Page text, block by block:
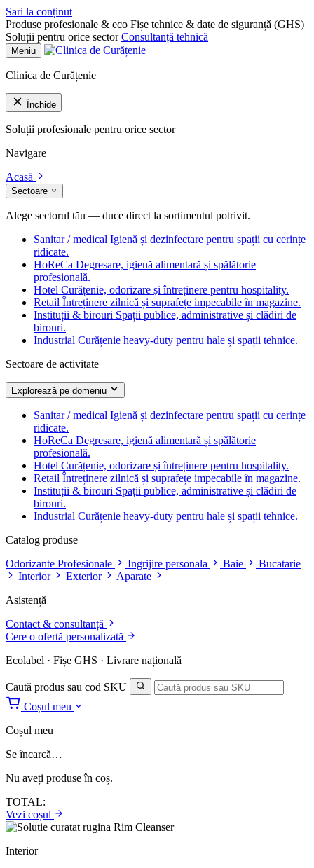
Sari la conținut
Produse profesionale & eco Fișe tehnice & date de siguranță (GHS)
Soluții pentru orice sector Consultanță tehnică
Meniu
Clinica de Curățenie
Închide
Soluții profesionale pentru orice sector
Navigare
Acasă
Sectoare
Alege sectorul tău — duce direct la sortimentul potrivit.
Sanitar / medical Igienă și dezinfectare pentru spații cu cerințe
ridicate.
HoReCa Degresare, igienă alimentară și spălătorie
profesională.
Hotel Curățenie, odorizare și întreținere pentru hospitality.
Retail Întreținere zilnică și suprafețe impecabile în magazine.
Instituții & birouri Spații publice, administrative și clădiri de
birouri.
Industrial Curățenie heavy-duty pentru hale și spații tehnice.
Sectoare de activitate
Explorează pe domeniu
Sanitar / medical Igienă și dezinfectare pentru spații cu cerințe
ridicate.
HoReCa Degresare, igienă alimentară și spălătorie
profesională.
Hotel Curățenie, odorizare și întreținere pentru hospitality.
Retail Întreținere zilnică și suprafețe impecabile în magazine.
Instituții & birouri Spații publice, administrative și clădiri de
birouri.
Industrial Curățenie heavy-duty pentru hale și spații tehnice.
Catalog produse
Odorizante Profesionale
Ingrijire personala Baie
Bucatarie
Interior
Exterior
Aparate
Asistență
Contact & consultanță
Cere o ofertă personalizată
Ecolabel · Fișe GHS · Livrare națională
Caută produs sau cod SKU
Coșul meu
Coșul meu
Se încarcă…
Nu aveți produse în coș.
TOTAL:
Vezi coșul
Interior